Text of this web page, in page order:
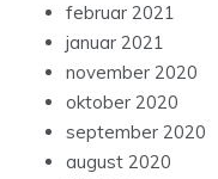
februar 2021
januar 2021
november 2020
oktober 2020
september 2020
august 2020